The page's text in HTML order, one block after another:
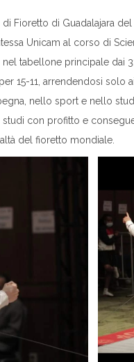
Fioretto di Guadalajara
Unicam al corso di
tabellone principale dai
15-11, arrendendosi solo
nello sport e nello
con profitto e
del fioretto mondiale.